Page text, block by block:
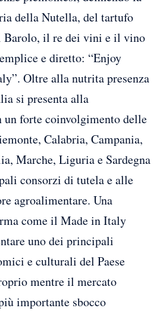
della Nutella, del tartufo
Barolo, il re dei vini e il vino
e diretto: “Enjoy
Oltre alla nutrita presenza
si presenta alla
un forte coinvolgimento delle
Calabria, Campania,
Marche, Liguria e Sardegna
consorzi di tutela e alle
agroalimentare. Una
come il Made in Italy
uno dei principali
e culturali del Paese
mentre il mercato
importante sbocco